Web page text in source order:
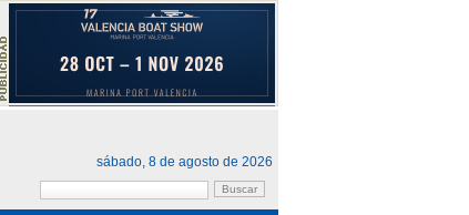
sábado, 8 de agosto de 2026